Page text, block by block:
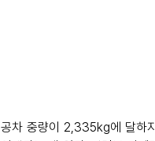
공차 중량이 2,335kg에 달하